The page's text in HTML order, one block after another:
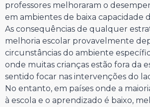
professores melhoraram o
em ambientes de baixa capacidade
As consequências de qualquer
melhoria escolar provavelmente
circunstâncias do ambiente
onde muitas crianças estão fora da
sentido focar nas intervenções do
No entanto, em países onde a
à escola e o aprendizado é baixo,